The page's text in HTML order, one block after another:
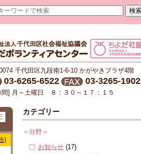
千代田区九段南1-6-10 かがやきプラザ4階
03-6265-6522 03-3265-1902
間] 月～土曜日 ８：３０～１７：１５
]
カテゴリー
＜分野＞
お知らせ (17)